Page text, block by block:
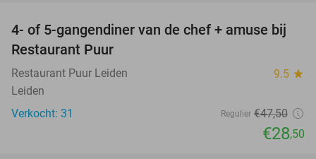
40%
4- of 5-gangendiner van de chef + amuse bij
Restaurant Puur
Restaurant Puur Leiden 9.5 star
Leiden
Verkocht: 31
Regulier €47,50
€28,50